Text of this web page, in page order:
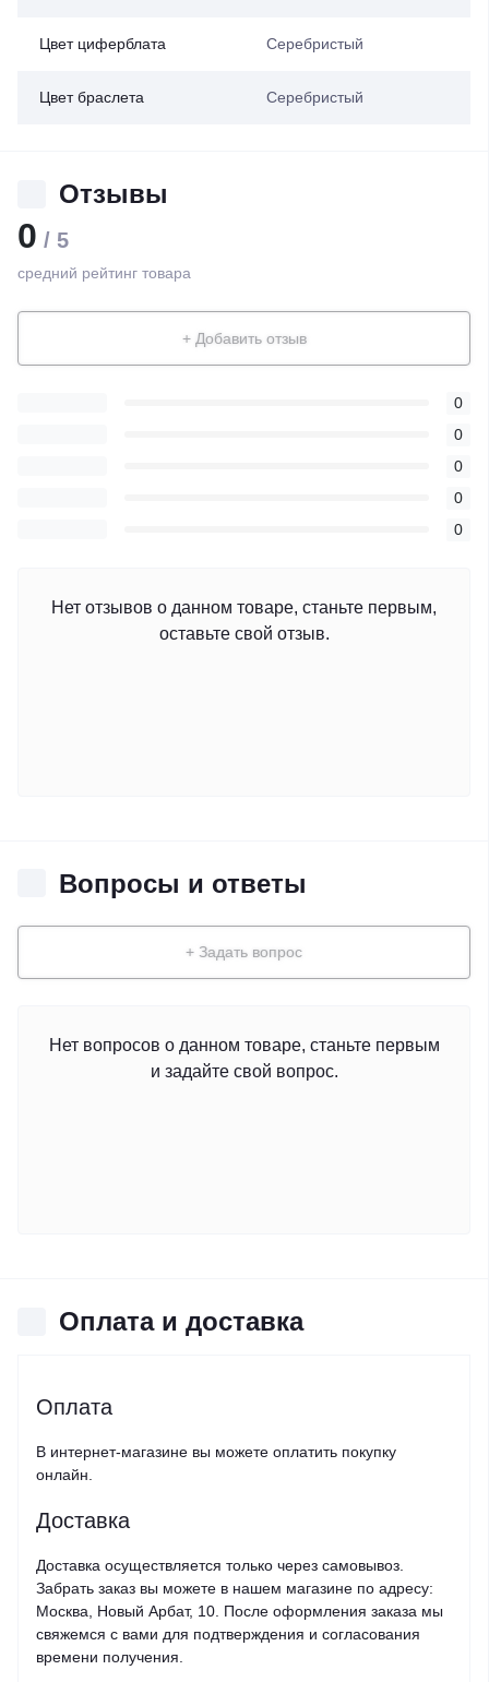
Цвет циферблата Серебристый
Цвет браслета Серебристый
Отзывы
0 / 5
средний рейтинг товара
+ Добавить отзыв
0
0
0
0
0
Нет отзывов о данном товаре, станьте первым,
оставьте свой отзыв.
Вопросы и ответы
+ Задать вопрос
Нет вопросов о данном товаре, станьте первым
и задайте свой вопрос.
Оплата и доставка
Оплата
В интернет-магазине вы можете оплатить покупку
онлайн.
Доставка
Доставка осуществляется только через самовывоз.
Забрать заказ вы можете в нашем магазине по адресу:
Москва, Новый Арбат, 10. После оформления заказа мы
свяжемся с вами для подтверждения и согласования
времени получения.